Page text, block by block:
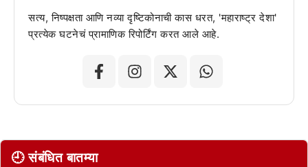
सत्य, निष्पक्षता आणि नव्या दृष्टिकोनाची कास धरत, 'महाराष्ट्र देशा'
प्रत्येक घटनेचं प्रामाणिक रिपोर्टिंग करत आले आहे.
🕘 संबंधित बातम्या